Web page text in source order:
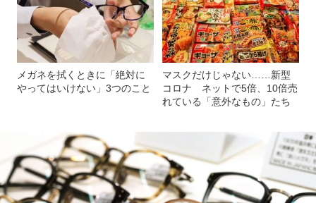
メガネを拭くときに「絶対に
やってはいけない」3つのこと
マスクだけじゃない……新型
コロナ ネットで5倍、10倍売
れている「意外なもの」たち